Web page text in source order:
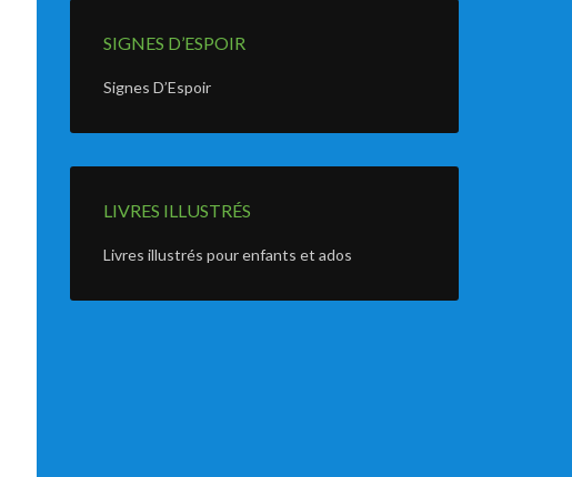
SIGNES D’ESPOIR
Signes D’Espoir
LIVRES ILLUSTRÉS
Livres illustrés pour enfants et ados